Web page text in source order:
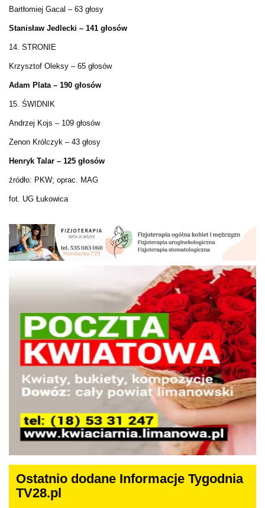
Bartłomiej Gacal – 63 głosy
Stanisław Jedlecki – 141 głosów
14. STRONIE
Krzysztof Oleksy – 65 głosów
Adam Plata – 190 głosów
15. ŚWIDNIK
Andrzej Kojs – 109 głosów
Zenon Królczyk – 43 głosy
Henryk Talar – 125 głosów
źródło: PKW; oprac. MAG
fot. UG Łukowica
Ostatnio dodane Informacje Tygodnia
TV28.pl